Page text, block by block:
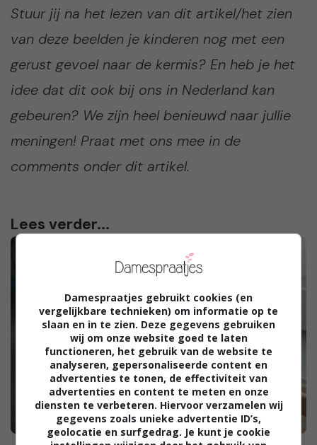
Stuur jij na het lezen van dit artikel/het zien
van deze beelden je kinderen nog met een
gerust gevoel naar de kermis? En heb je het
idee dat dit ook bij ons in Nederland kan
gebeuren? We zijn heel benieuwd naar jullie
meningen! Praat met ons mee in de
comments onder dit artikel.
Lees verder...
Damespraatjes gebruikt cookies (en
vergelijkbare technieken) om informatie op te
slaan en in te zien. Deze gegevens gebruiken
wij om onze website goed te laten
functioneren, het gebruik van de website te
analyseren, gepersonaliseerde content en
advertenties te tonen, de effectiviteit van
advertenties en content te meten en onze
diensten te verbeteren. Hiervoor verzamelen wij
gegevens zoals unieke advertentie ID’s,
geolocatie en surfgedrag. Je kunt je cookie